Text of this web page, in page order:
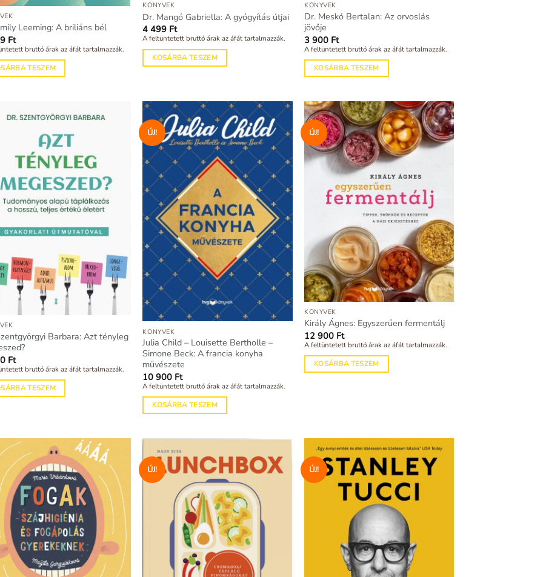
Leeming: A briliáns bél
Ft
bruttó árak az áfát tartalmazzák.
TESZEM
KÖNYVEK
Dr. Mangó Gabriella: A gyógyítás útjai
4 499 Ft
A feltüntetett bruttó árak az áfát tartalmazzák.
KOSÁRBA TESZEM
KÖNYVEK
Dr. Meskó Bertalan: Az orvoslás
jövője
3 900 Ft
A feltüntetett bruttó árak az áfát tartalmazzák.
KOSÁRBA TESZEM
Barbara: Azt tényleg
Ft
bruttó árak az áfát tartalmazzák.
TESZEM
ÚJ!
KÖNYVEK
Julia Child – Louisette Bertholle –
Simone Beck: A francia konyha
művészete
10 900 Ft
A feltüntetett bruttó árak az áfát tartalmazzák.
KOSÁRBA TESZEM
ÚJ!
KÖNYVEK
Király Ágnes: Egyszerűen fermentálj
12 900 Ft
A feltüntetett bruttó árak az áfát tartalmazzák.
KOSÁRBA TESZEM
ÚJ! ÚJ!